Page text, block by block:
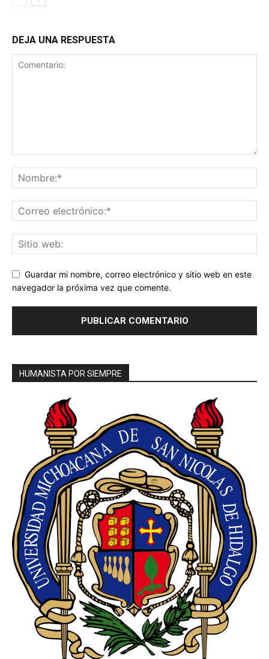
DEJA UNA RESPUESTA
Guardar mi nombre, correo electrónico y sitio web en este
navegador la próxima vez que comente.
HUMANISTA POR SIEMPRE